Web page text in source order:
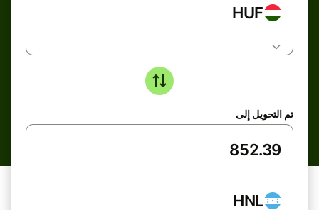
HUF
تم التحويل إلى
HNL